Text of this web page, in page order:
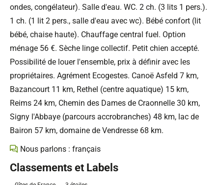
ondes, congélateur). Salle d'eau. WC. 2 ch. (3 lits 1 pers.).
1 ch. (1 lit 2 pers., salle d'eau avec wc). Bébé confort (lit
bébé, chaise haute). Chauffage central fuel. Option
ménage 56 €. Sèche linge collectif. Petit chien accepté.
Possibilité de louer l'ensemble, prix à définir avec les
propriétaires. Agrément Ecogestes. Canoë Asfeld 7 km,
Bazancourt 11 km, Rethel (centre aquatique) 15 km,
Reims 24 km, Chemin des Dames de Craonnelle 30 km,
Signy l'Abbaye (parcours accrobranches) 48 km, lac de
Bairon 57 km, domaine de Vendresse 68 km.
Nous parlons : français
Classements et Labels